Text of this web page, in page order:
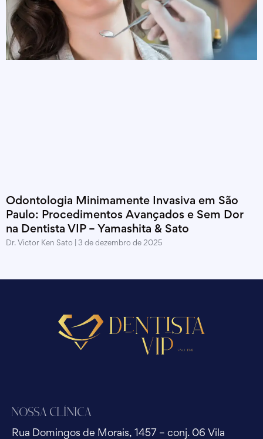
Odontologia Minimamente Invasiva em São
Paulo: Procedimentos Avançados e Sem Dor
na Dentista VIP – Yamashita & Sato
Dr. Victor Ken Sato 3 de dezembro de 2025
Nossa Clínica
Rua Domingos de Morais, 1457 – conj. 06 Vila